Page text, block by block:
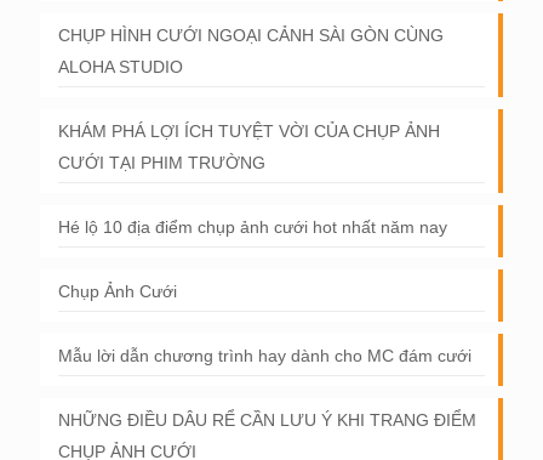
CHỤP HÌNH CƯỚI NGOẠI CẢNH SÀI GÒN CÙNG
ALOHA STUDIO
KHÁM PHÁ LỢI ÍCH TUYỆT VỜI CỦA CHỤP ẢNH
CƯỚI TẠI PHIM TRƯỜNG
Hé lộ 10 địa điểm chụp ảnh cưới hot nhất năm nay
Chụp Ảnh Cưới
Mẫu lời dẫn chương trình hay dành cho MC đám cưới
NHỮNG ĐIỀU DÂU RỂ CẦN LƯU Ý KHI TRANG ĐIỂM
CHỤP ẢNH CƯỚI